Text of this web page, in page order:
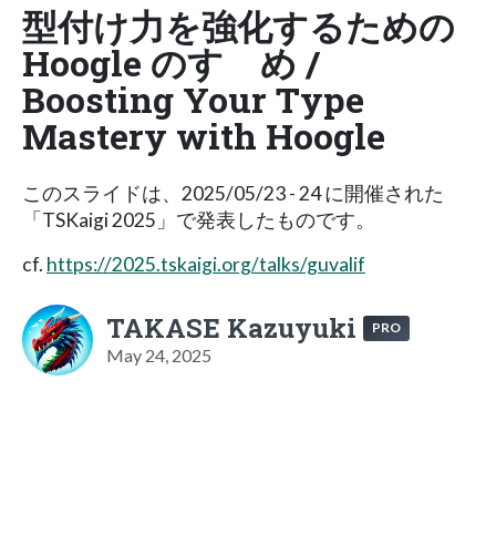
型付け力を強化するための
Hoogle のすゝめ /
Boosting Your Type
Mastery with Hoogle
このスライドは、2025/05/23 - 24 に開催された
「TSKaigi 2025」で発表したものです。
cf. https://2025.tskaigi.org/talks/guvalif
TAKASE Kazuyuki PRO
May 24, 2025